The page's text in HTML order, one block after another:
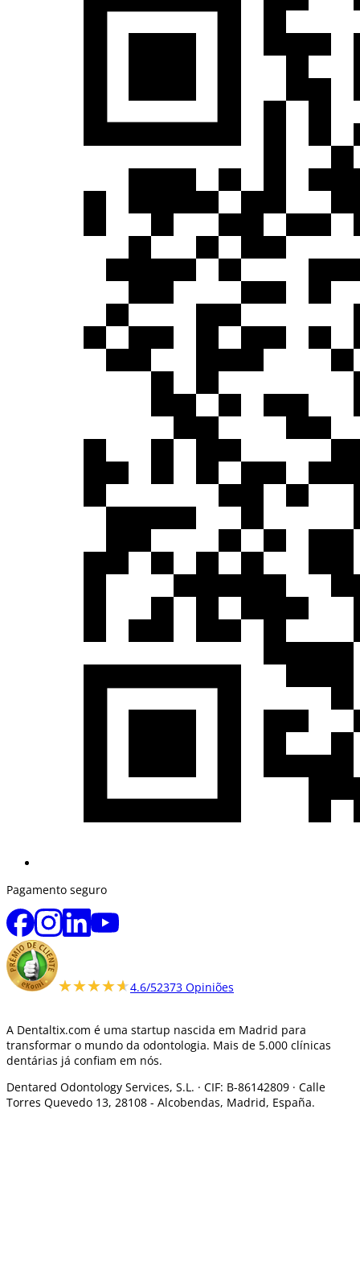
Pagamento seguro
★★★★★
★★★★★4.6/52373 Opiniões
A Dentaltix.com é uma startup nascida em Madrid para
transformar o mundo da odontologia. Mais de 5.000 clínicas
dentárias já confiam em nós.
Dentared Odontology Services, S.L. · CIF: B-86142809 · Calle
Torres Quevedo 13, 28108 - Alcobendas, Madrid, España.